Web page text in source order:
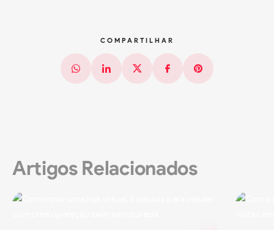
COMPARTILHAR
WhatsappLinkedin X (Twitter)FacebookPinterest
Artigos Relacionados